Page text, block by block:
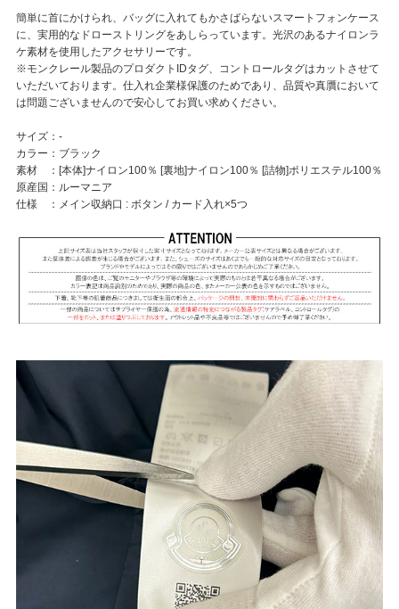
簡単に首にかけられ、バッグに入れてもかさばらないスマートフォンケース
に、実用的なドローストリングをあしらっています。光沢のあるナイロンラ
ケ素材を使用したアクセサリーです。
※モンクレール製品のプロダクトIDタグ、コントロールタグはカットさせて
いただいております。仕入れ企業様保護のためであり、品質や真贋において
は問題ございませんので安心してお買い求めください。
サイズ：-
カラー：ブラック
素材 ：[本体]ナイロン100％ [裏地]ナイロン100％ [詰物]ポリエステル100％
原産国：ルーマニア
仕様 ：メイン収納口 : ボタン / カード入れ×5つ